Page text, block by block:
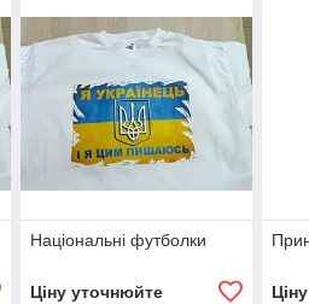
Національні футболки
Ціну уточнюйте